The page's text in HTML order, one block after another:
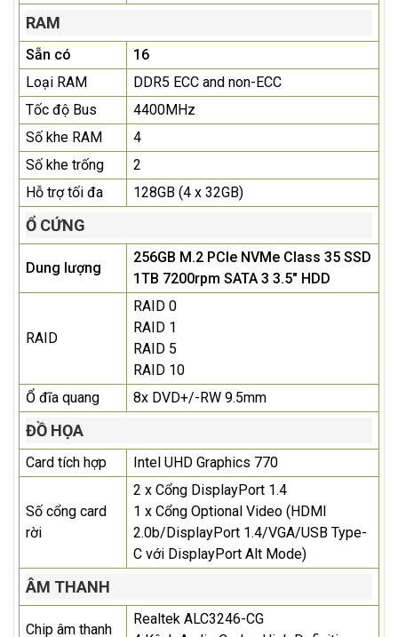
RAM
Sẵn có
16
Loại RAM
DDR5 ECC and non-ECC
Tốc độ Bus
4400MHz
Số khe RAM
4
Số khe trống
2
Hỗ trợ tối đa
128GB (4 x 32GB)
Ổ CỨNG
Dung lượng
256GB M.2 PCIe NVMe Class 35 SSD
1TB 7200rpm SATA 3 3.5" HDD
RAID
RAID 0
RAID 1
RAID 5
RAID 10
Ổ đĩa quang
8x DVD+/-RW 9.5mm
ĐỒ HỌA
Card tích hợp Intel UHD Graphics 770
Số cổng card
rời
2 x Cổng DisplayPort 1.4
1 x Cổng Optional Video (HDMI
2.0b/DisplayPort 1.4/VGA/USB Type-
C với DisplayPort Alt Mode)
ÂM THANH
Chip âm thanh
Realtek ALC3246-CG